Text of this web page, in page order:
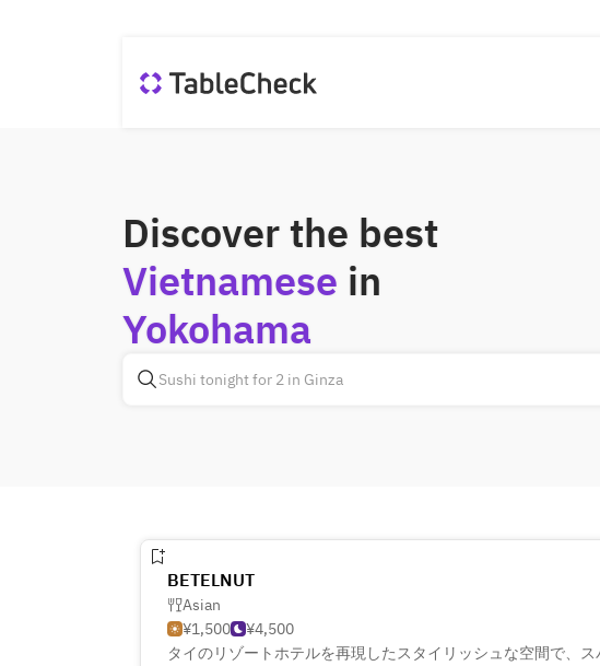
Discover the best
Vietnamese in
Yokohama
BETELNUT
Asian
¥1,500
¥4,500
タイのリゾートホテルを再現したスタイリッシュな空間で、ス